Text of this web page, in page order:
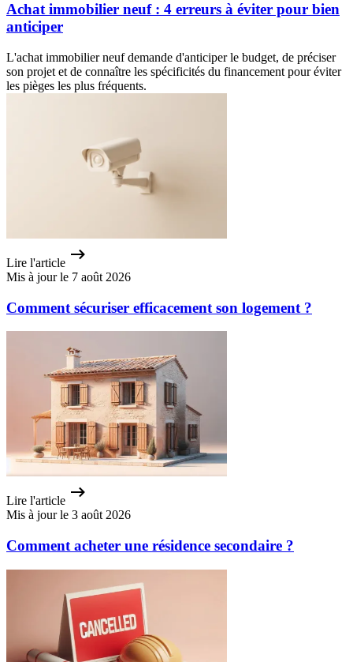
Achat immobilier neuf : 4 erreurs à éviter pour bien
anticiper
L'achat immobilier neuf demande d'anticiper le budget, de préciser
son projet et de connaître les spécificités du financement pour éviter
les pièges les plus fréquents.
Lire l'article
Mis à jour le 7 août 2026
Comment sécuriser efficacement son logement ?
Lire l'article
Mis à jour le 3 août 2026
Comment acheter une résidence secondaire ?